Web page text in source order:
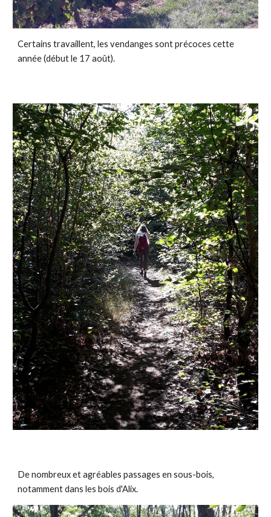
Certains travaillent, les vendanges sont précoces cette
année (début le 17 août).
De nombreux et agréables passages en sous-bois,
notamment dans les bois d'Alix.